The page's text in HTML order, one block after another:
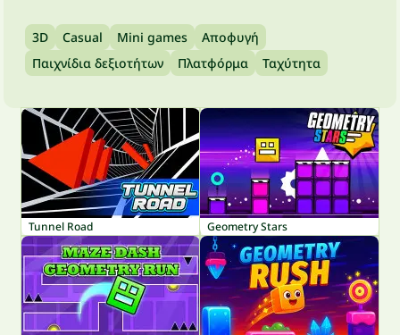
3D Casual Mini games
Αποφυγή
Παιχνίδια δεξιοτήτων
Πλατφόρμα Ταχύτητα
Tunnel Road Geometry Stars